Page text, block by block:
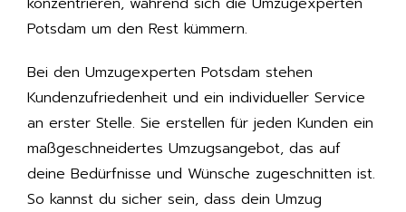
Potsdam um den Rest kümmern.
Bei den Umzugexperten Potsdam stehen
Kundenzufriedenheit und ein individueller Service
an erster Stelle. Sie erstellen für jeden Kunden ein
maßgeschneidertes Umzugsangebot, das auf
deine Bedürfnisse und Wünsche zugeschnitten ist.
So kannst du sicher sein, dass dein Umzug